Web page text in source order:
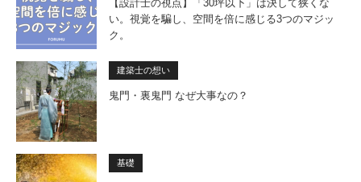
【設計士の視点】「30坪以下」は決して狭くな
い。視覚を騙し、空間を倍に感じる3つのマジッ
ク。
建築士の想い
鬼門・裏鬼門 なぜ大事なの？
基礎